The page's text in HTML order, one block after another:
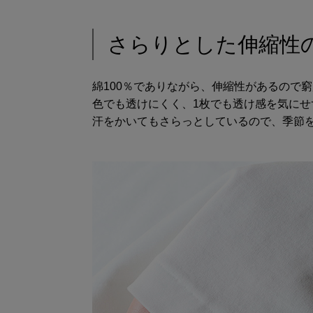
さらりとした伸縮性
綿100％でありながら、伸縮性があるので
色でも透けにくく、1枚でも透け感を気に
汗をかいてもさらっとしているので、季節